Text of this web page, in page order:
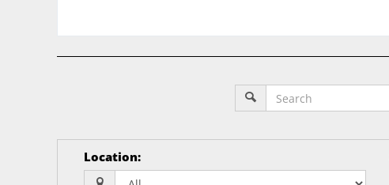
Location: